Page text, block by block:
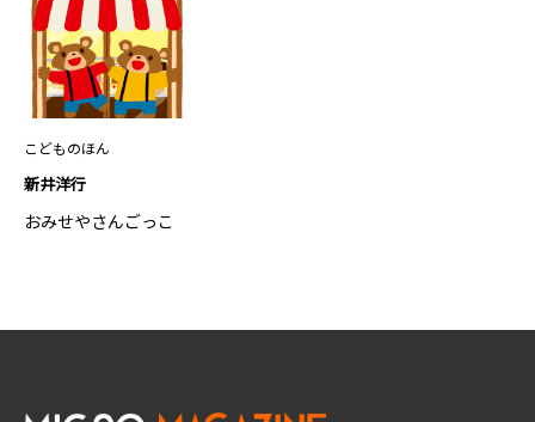
こどものほん
新井洋行
おみせやさんごっこ